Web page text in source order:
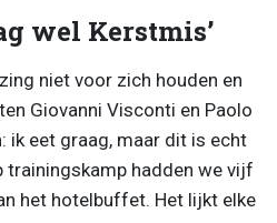
wel Kerstmis’
niet voor zich houden en
Giovanni Visconti en Paolo
ik eet graag, maar dit is echt
trainingskamp hadden we vijf
het hotelbuffet. Het lijkt elke